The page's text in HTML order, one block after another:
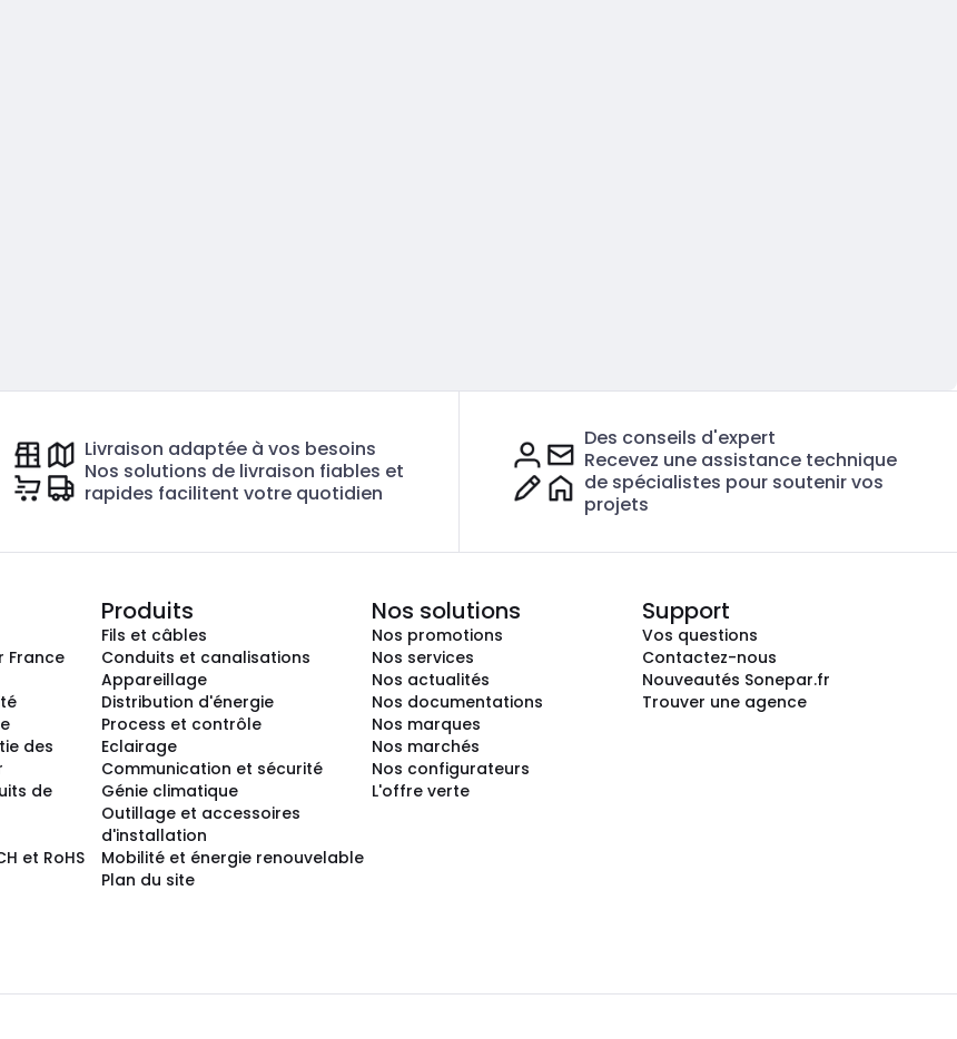
Livraison adaptée à vos besoins
Nos solutions de livraison fiables et
rapides facilitent votre quotidien
Des conseils d'expert
Recevez une assistance technique
de spécialistes pour soutenir vos
projets
France
des
de
et RoHS
Produits
Fils et câbles
Conduits et canalisations
Appareillage
Distribution d'énergie
Process et contrôle
Eclairage
Communication et sécurité
Génie climatique
Outillage et accessoires
d'installation
Mobilité et énergie renouvelable
Plan du site
Nos solutions
Nos promotions
Nos services
Nos actualités
Nos documentations
Nos marques
Nos marchés
Nos configurateurs
L'offre verte
Support
Vos questions
Contactez-nous
Nouveautés Sonepar.fr
Trouver une agence